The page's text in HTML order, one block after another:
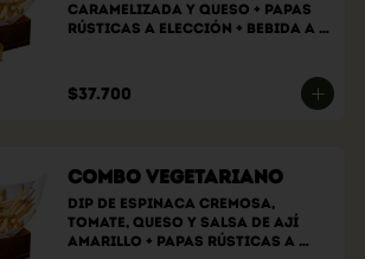
caramelizada y queso + papas
rústicas a elección + bebida a
$37.700
Combo Vegetariano
Dip de espinaca cremosa,
tomate, queso y salsa de ají
amarillo + papas rústicas a